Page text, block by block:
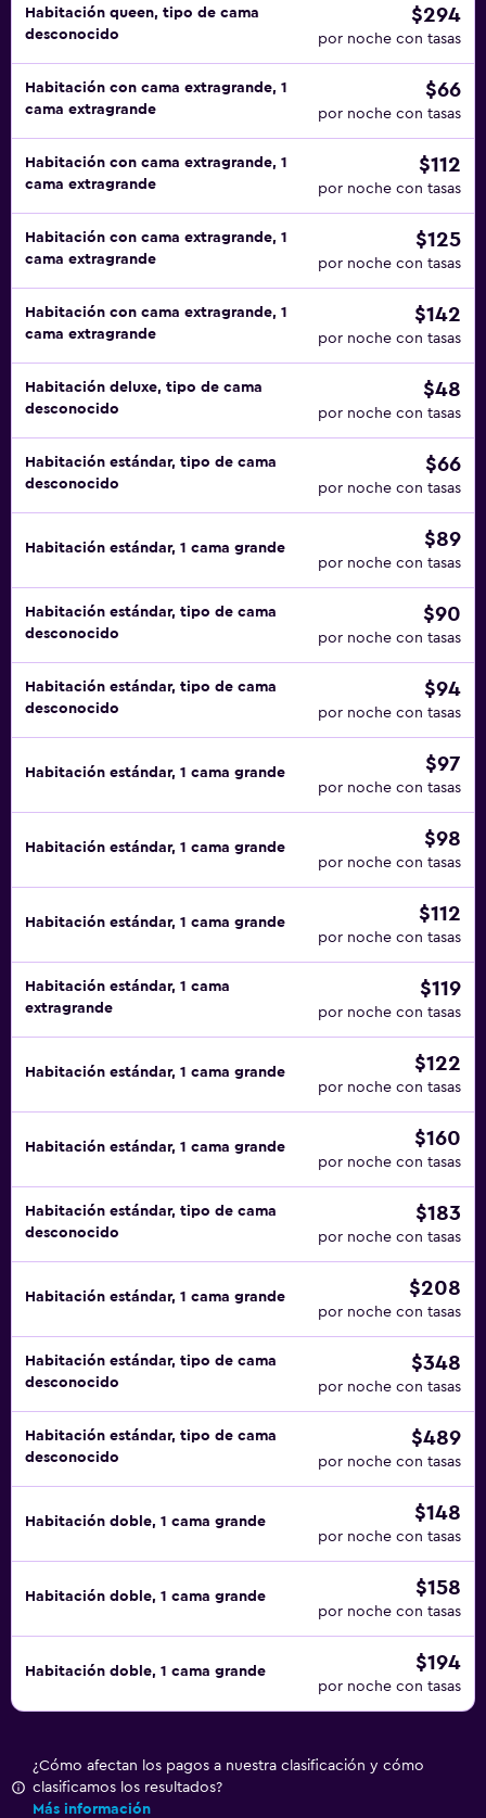
Habitación queen, tipo de cama
desconocido
$294
por noche con tasas
Habitación con cama extragrande, 1
cama extragrande
$66
por noche con tasas
Habitación con cama extragrande, 1
cama extragrande
$112
por noche con tasas
Habitación con cama extragrande, 1
cama extragrande
$125
por noche con tasas
Habitación con cama extragrande, 1
cama extragrande
$142
por noche con tasas
Habitación deluxe, tipo de cama
desconocido
$48
por noche con tasas
Habitación estándar, tipo de cama
desconocido
$66
por noche con tasas
Habitación estándar, 1 cama grande $89
por noche con tasas
Habitación estándar, tipo de cama
desconocido
$90
por noche con tasas
Habitación estándar, tipo de cama
desconocido
$94
por noche con tasas
Habitación estándar, 1 cama grande $97
por noche con tasas
Habitación estándar, 1 cama grande $98
por noche con tasas
Habitación estándar, 1 cama grande $112
por noche con tasas
Habitación estándar, 1 cama
extragrande
$119
por noche con tasas
Habitación estándar, 1 cama grande $122
por noche con tasas
Habitación estándar, 1 cama grande $160
por noche con tasas
Habitación estándar, tipo de cama
desconocido
$183
por noche con tasas
Habitación estándar, 1 cama grande $208
por noche con tasas
Habitación estándar, tipo de cama
desconocido
$348
por noche con tasas
Habitación estándar, tipo de cama
desconocido
$489
por noche con tasas
Habitación doble, 1 cama grande $148
por noche con tasas
Habitación doble, 1 cama grande $158
por noche con tasas
Habitación doble, 1 cama grande $194
por noche con tasas
¿Cómo afectan los pagos a nuestra clasificación y cómo
clasificamos los resultados?
Más información